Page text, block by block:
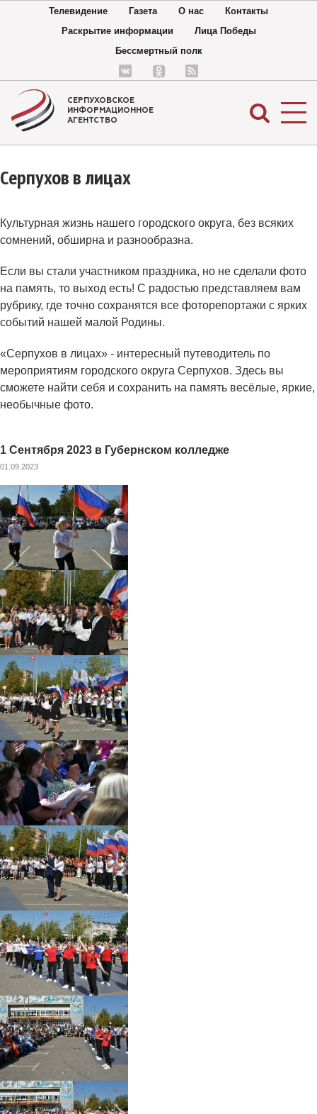
Телевидение Газета О нас
Контакты
Раскрытие информации
Лица Победы
Бессмертный полк
СЕРПУХОВСКОЕ
ИНФОРМАЦИОННОЕ
АГЕНТСТВО
Серпухов в лицах
Культурная жизнь нашего городского округа, без всяких
сомнений, обширна и разнообразна.
Если вы стали участником праздника, но не сделали фото
на память, то выход есть! С радостью представляем вам
рубрику, где точно сохранятся все фоторепортажи с ярких
событий нашей малой Родины.
«Серпухов в лицах» - интересный путеводитель по
мероприятиям городского округа Серпухов. Здесь вы
сможете найти себя и сохранить на память весёлые, яркие,
необычные фото.
1 Сентября 2023 в Губернском колледже
01.09.2023